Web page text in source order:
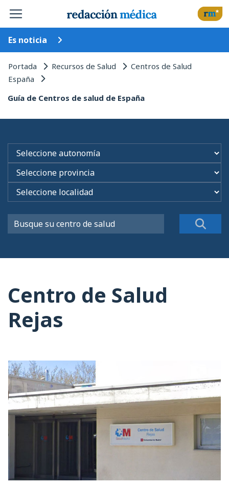
Es noticia
Portada Recursos de Salud Centros de Salud
España
Guía de Centros de salud de España
Centro de Salud
Rejas